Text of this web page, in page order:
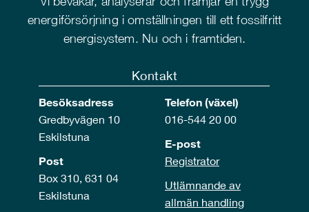
energiförsörjning i omställningen till ett fossilfritt
energisystem. Nu och i framtiden.
Kontakt
Besöksadress
Gredbyvägen 10
Eskilstuna
Post
Box 310, 631 04
Eskilstuna
Telefon (växel)
016-544 20 00
E-post
Registrator
Utlämnande av
allmän handling